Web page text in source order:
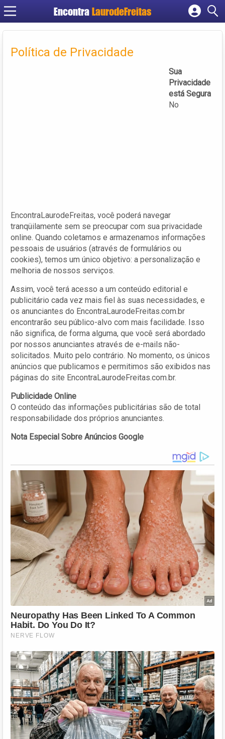
Encontra LaurodeFreitas
Fazer login
Criar conta
Política de Privacidade
Sua
Privacidade
está Segura
No
EncontraLaurodeFreitas, você poderá navegar
tranqüilamente sem se preocupar com sua privacidade
online. Quando coletamos e armazenamos informações
pessoais de usuários (através de formulários ou
cookies), temos um único objetivo: a personalização e
melhoria de nossos serviços.
Assim, você terá acesso a um conteúdo editorial e
publicitário cada vez mais fiel às suas necessidades, e
os anunciantes do EncontraLaurodeFreitas.com.br
encontrarão seu público-alvo com mais facilidade. Isso
não significa, de forma alguma, que você será abordado
por nossos anunciantes através de e-mails não-
solicitados. Muito pelo contrário. No momento, os únicos
anúncios que publicamos e permitimos são exibidos nas
páginas do site EncontraLaurodeFreitas.com.br.
Publicidade Online
O conteúdo das informações publicitárias são de total
responsabilidade dos próprios anunciantes.
Nota Especial Sobre Anúncios Google